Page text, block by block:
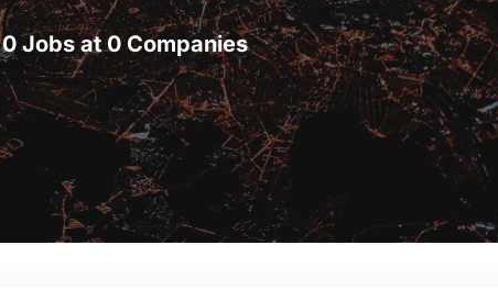
0 Jobs at 0 Companies